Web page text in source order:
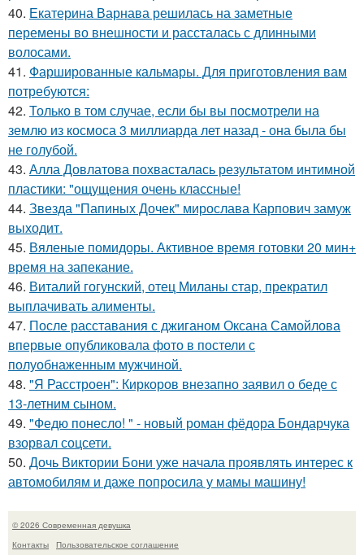
40. Екатерина Варнава решилась на заметные
перемены во внешности и рассталась с длинными
волосами.
41. Фаршированные кальмары. Для приготовления вам
потребуются:
42. Только в том случае, если бы вы посмотрели на
землю из космоса 3 миллиарда лет назад - она была бы
не голубой.
43. Алла Довлатова похвасталась результатом интимной
пластики: "ощущения очень классные!
44. Звезда "Папиных Дочек" мирослава Карпович замуж
выходит.
45. Вяленые помидоры. Активное время готовки 20 мин+
время на запекание.
46. Виталий гогунский, отец Миланы стар, прекратил
выплачивать алименты.
47. После расставания с джиганом Оксана Самойлова
впервые опубликовала фото в постели с
полуобнаженным мужчиной.
48. "Я Расстроен": Киркоров внезапно заявил о беде с
13-летним сыном.
49. "Федю понесло! " - новый роман фёдора Бондарчука
взорвал соцсети.
50. Дочь Виктории Бони уже начала проявлять интерес к
автомобилям и даже попросила у мамы машину!
© 2026 Современная девушка
Контакты
Пользовательское соглашение